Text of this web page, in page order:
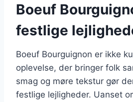
Boeuf
festlige
Boeuf Bourguignon er ikke
oplevelse, der bringer folk
smag og møre tekstur gør
festlige lejligheder. Uanset